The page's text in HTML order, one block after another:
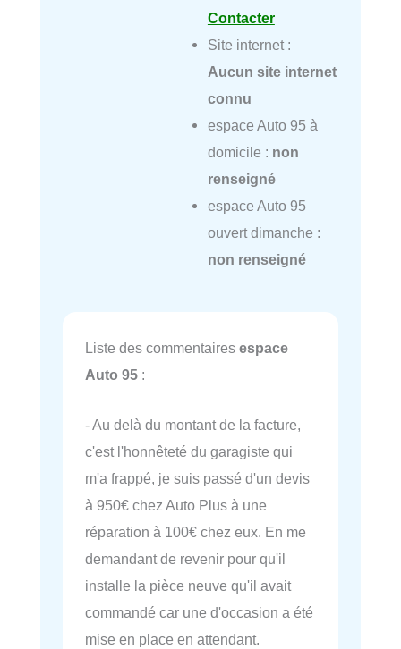
Contacter
Site internet :
Aucun site internet
connu
espace Auto 95 à
domicile : non
renseigné
espace Auto 95
ouvert dimanche :
non renseigné
Liste des commentaires espace
Auto 95 :
- Au delà du montant de la facture,
c'est l'honnêteté du garagiste qui
m'a frappé, je suis passé d'un devis
à 950€ chez Auto Plus à une
réparation à 100€ chez eux. En me
demandant de revenir pour qu'il
installe la pièce neuve qu'il avait
commandé car une d'occasion a été
mise en place en attendant.